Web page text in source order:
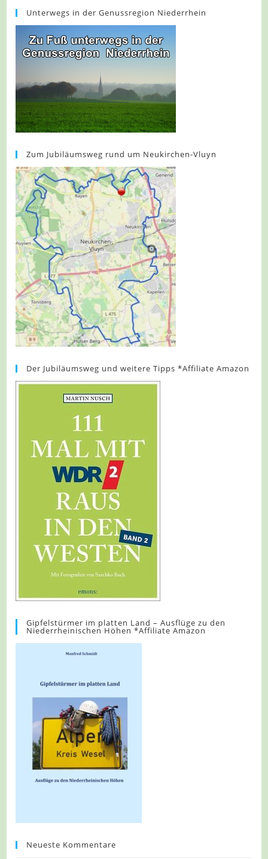
Unterwegs in der Genussregion Niederrhein
Zum Jubiläumsweg rund um Neukirchen-Vluyn
Der Jubiläumsweg und weitere Tipps *Affiliate Amazon
Gipfelstürmer im platten Land – Ausflüge zu den
Niederrheinischen Höhen *Affiliate Amazon
Neueste Kommentare